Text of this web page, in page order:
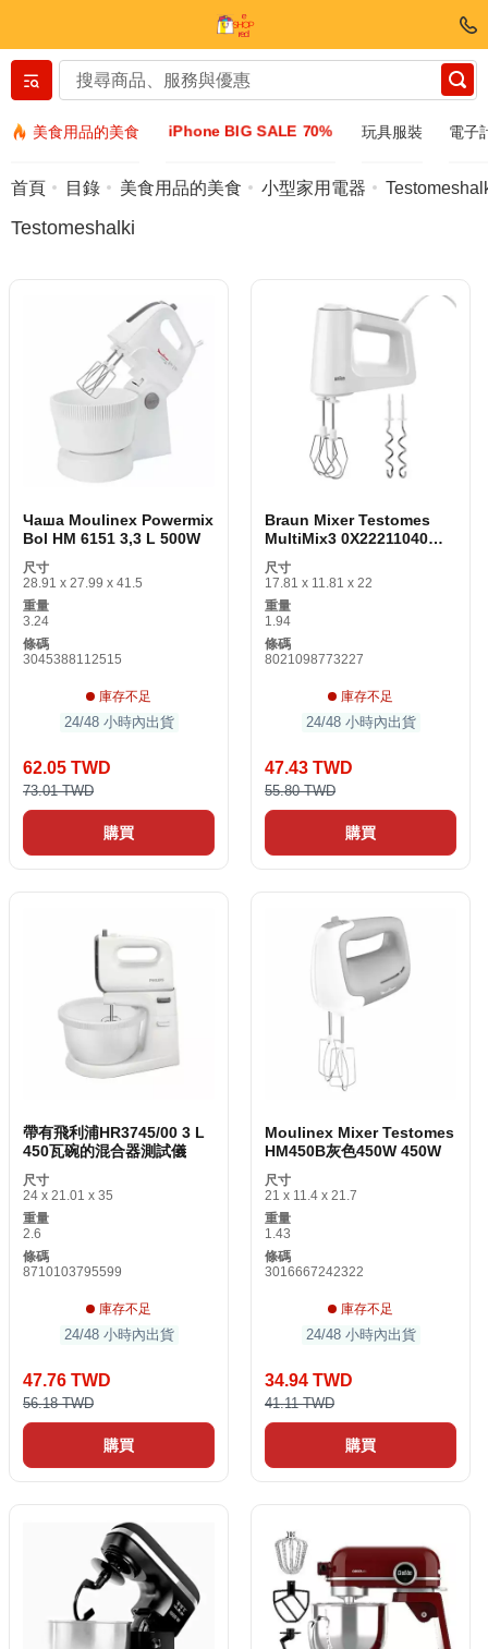
美食用品的美食 iPhone BIG SALE 70% 玩具服裝 電子
Вернуться назад
配件
首頁 目錄 美食用品的美食 小型家用電器
Testomeshalki
Чаша Moulinex Powermix
Bol HM 6151 3,3 L 500W
尺寸
28.91 x 27.99 x 41.5
重量
3.24
條碼
3045388112515
庫存不足
24/48 小時內出貨
62.05 TWD
73.01 TWD
購買
Braun Mixer Testomes
MultiMix3 0X22211040
500W 500 W
尺寸
17.81 x 11.81 x 22
重量
1.94
條碼
8021098773227
庫存不足
24/48 小時內出貨
47.43 TWD
55.80 TWD
購買
帶有飛利浦HR3745/00 3 L
450瓦碗的混合器測試儀
尺寸
24 x 21.01 x 35
重量
2.6
條碼
8710103795599
庫存不足
24/48 小時內出貨
47.76 TWD
56.18 TWD
購買
Moulinex Mixer Testomes
HM450B灰色450W 450W
尺寸
21 x 11.4 x 21.7
重量
1.43
條碼
3016667242322
庫存不足
24/48 小時內出貨
34.94 TWD
41.11 TWD
購買